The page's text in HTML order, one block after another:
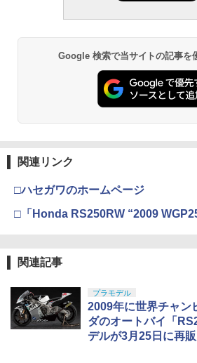
Google 検索で当サイトの記事を
関連リンク
□ハセガワのホームページ
□「Honda RS250RW “2009
関連記事
プラモデル
2009年に世界チャン
ダのオートバイ「
デルが3月25日に再販